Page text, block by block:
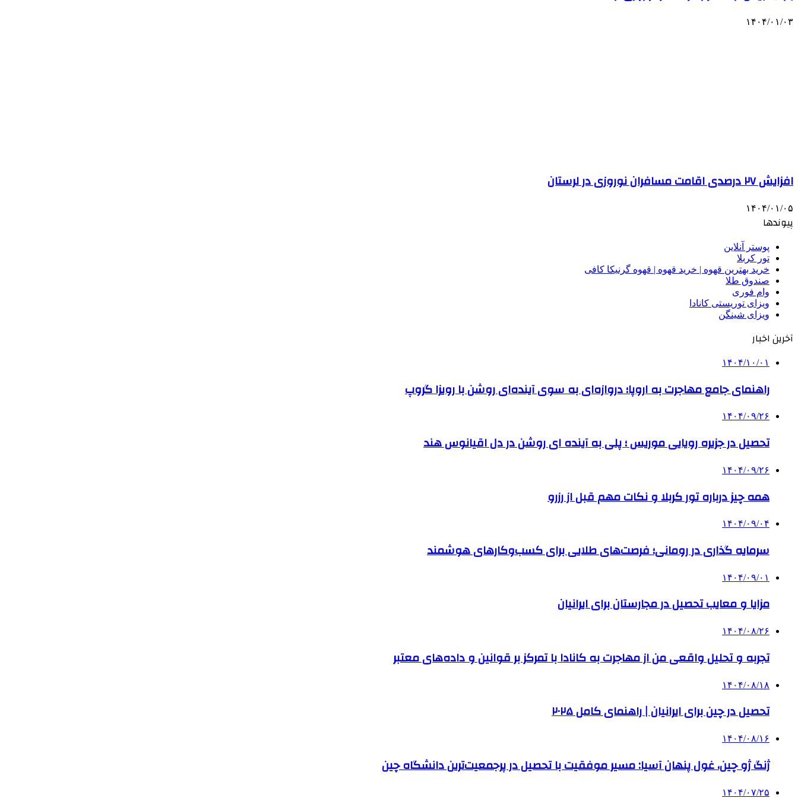
۱۴۰۴/۰۱/۰۳
افزایش ۲۷ درصدی اقامت مسافران نوروزی در لرستان
۱۴۰۴/۰۱/۰۵
پیوندها
پوستر آنلاین
تور کربلا
خرید بهترین قهوه | خرید قهوه | قهوه گرنیکا کافی
صندوق طلا
وام فوری
ویزای توریستی کانادا
ویزای شینگن
آخرین اخبار
۱۴۰۴/۱۰/۰۱
راهنمای جامع مهاجرت به اروپا؛ دروازه‌ای به سوی آینده‌ای روشن با رویزا گروپ
۱۴۰۴/۰۹/۲۶
تحصیل در جزیره رویایی موریس ؛ پلی به آینده ‌ای روشن در دل اقیانوس ‌هند
۱۴۰۴/۰۹/۲۶
همه چیز درباره تور کربلا و نکات مهم قبل از رزرو
۱۴۰۴/۰۹/۰۴
سرمایه گذاری در رومانی؛ فرصت‌های طلایی برای کسب‌وکارهای هوشمند
۱۴۰۴/۰۹/۰۱
مزایا و معایب تحصیل در مجارستان برای ایرانیان
۱۴۰۴/۰۸/۲۶
تجربه و تحلیل واقعی من از مهاجرت به کانادا با تمرکز بر قوانین و داده‌های معتبر
۱۴۰۴/۰۸/۱۸
تحصیل در چین برای ایرانیان | راهنمای کامل ۲۰۲۵
۱۴۰۴/۰۸/۱۶
ژنگ ژو چین، غول پنهان آسیا: مسیر موفقیت با تحصیل در پرجمعیت‌ترین دانشگاه چین
۱۴۰۴/۰۷/۲۵